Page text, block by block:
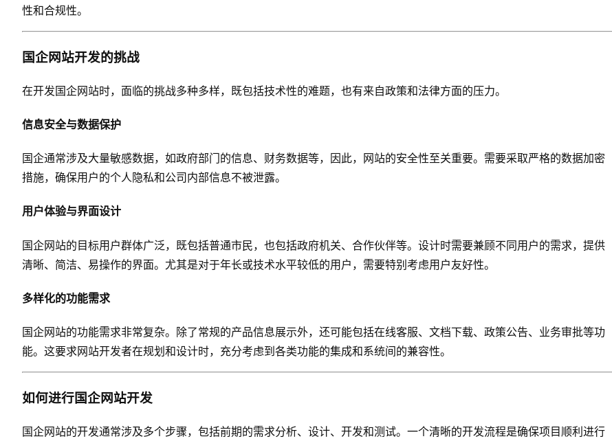
性和合规性。
国企网站开发的挑战
在开发国企网站时，面临的挑战多种多样，既包括技术性的难题，也有来自政策和法律方面的压力。
信息安全与数据保护
国企通常涉及大量敏感数据，如政府部门的信息、财务数据等，因此，网站的安全性至关重要。需要采取严格的数据加密
措施，确保用户的个人隐私和公司内部信息不被泄露。
用户体验与界面设计
国企网站的目标用户群体广泛，既包括普通市民，也包括政府机关、合作伙伴等。设计时需要兼顾不同用户的需求，提供
清晰、简洁、易操作的界面。尤其是对于年长或技术水平较低的用户，需要特别考虑用户友好性。
多样化的功能需求
国企网站的功能需求非常复杂。除了常规的产品信息展示外，还可能包括在线客服、文档下载、政策公告、业务审批等功
能。这要求网站开发者在规划和设计时，充分考虑到各类功能的集成和系统间的兼容性。
如何进行国企网站开发
国企网站的开发通常涉及多个步骤，包括前期的需求分析、设计、开发和测试。一个清晰的开发流程是确保项目顺利进行